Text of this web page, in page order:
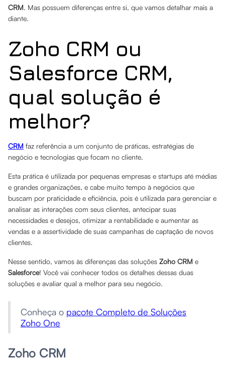
CRM. Mas possuem diferenças entre si, que vamos detalhar mais a
diante.
Zoho CRM ou
Salesforce CRM,
qual solução é
melhor?
CRM faz referência a um conjunto de práticas, estratégias de
negócio e tecnologias que focam no cliente.
Esta prática é utilizada por pequenas empresas e startups até médias
e grandes organizações, e cabe muito tempo à negócios que
buscam por praticidade e eficiência, pois é utilizada para gerenciar e
analisar as interações com seus clientes, antecipar suas
necessidades e desejos, otimizar a rentabilidade e aumentar as
vendas e a assertividade de suas campanhas de captação de novos
clientes.
Nesse sentido, vamos às diferenças das soluções Zoho CRM e
Salesforce! Você vai conhecer todos os detalhes dessas duas
soluções e avaliar qual a melhor para seu negócio.
Conheça o pacote Completo de Soluções
Zoho One
Zoho CRM